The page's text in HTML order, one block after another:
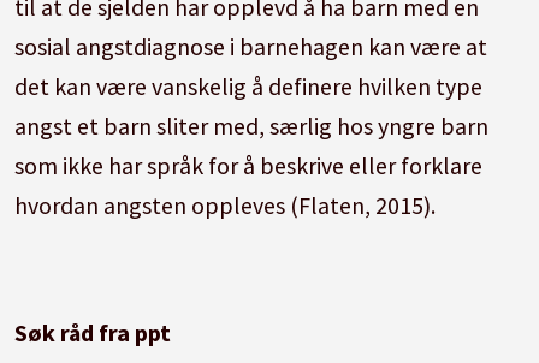
til at de sjelden har opplevd å ha barn med en
sosial angstdiagnose i barnehagen kan være at
det kan være vanskelig å definere hvilken type
angst et barn sliter med, særlig hos yngre barn
som ikke har språk for å beskrive eller forklare
hvordan angsten oppleves (Flaten, 2015).
Søk råd fra ppt